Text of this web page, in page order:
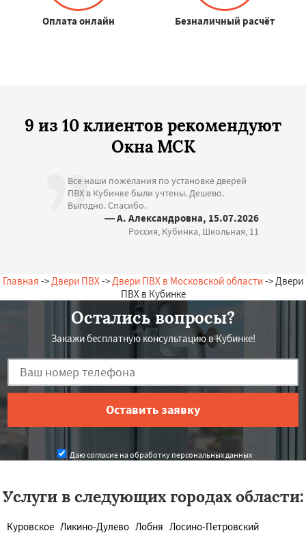
Оплата онлайн Безналичный расчёт
9 из 10 клиентов рекомендуют
Окна МСК
Все наши пожелания по установке дверей
ПВХ в Кубинке были учтены. Дешево.
Выгодно. Спасибо.
— А. Александровна, 15.07.2026
Россия, Кубинка, Школьная, 11
Главная -> Двери ПВХ -> Двери ПВХ в Московской области-> Двери
ПВХ в Кубинке
Остались вопросы?
Закажи бесплатную консультацию в Кубинке!
Даю согласие на обработку персональных данных
Услуги в следующих городах области:
Куровское Ликино-Дулево Лобня Лосино-Петровский